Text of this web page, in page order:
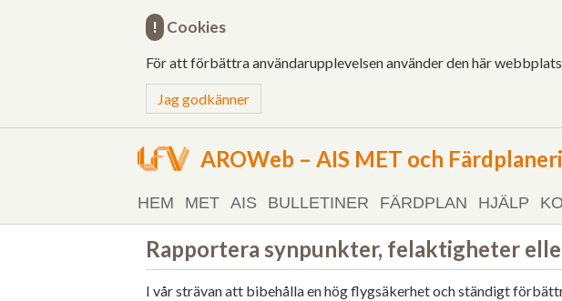
! Cookies
För att förbättra användarupplevelsen använder den här
Jag godkänner
AROWeb – AIS MET och
HEM MET AIS BULLETINER FÄRDPLAN HJÄLP
Rapportera synpunkter, felaktigheter
I vår strävan att bibehålla en hög flygsäkerhet och ständigt